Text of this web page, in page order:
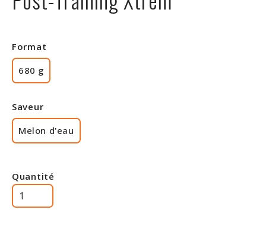
Format
680 g
Saveur
Melon d'eau
Quantité